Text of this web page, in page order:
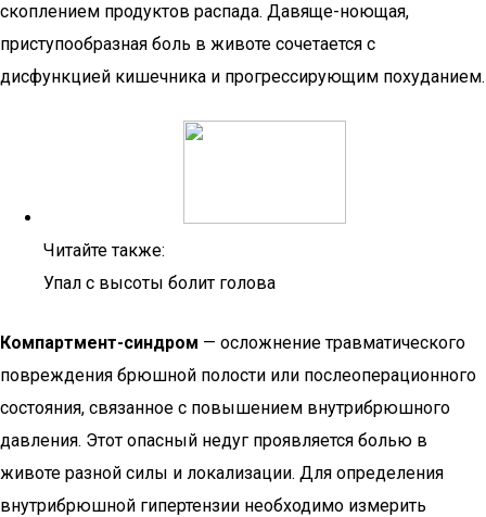
скоплением продуктов распада. Давяще-ноющая,
приступообразная боль в животе сочетается с
дисфункцией кишечника и прогрессирующим похуданием.
Читайте также:
Упал с высоты болит голова
Компартмент-синдром — осложнение травматического
повреждения брюшной полости или послеоперационного
состояния, связанное с повышением внутрибрюшного
давления. Этот опасный недуг проявляется болью в
животе разной силы и локализации. Для определения
внутрибрюшной гипертензии необходимо измерить